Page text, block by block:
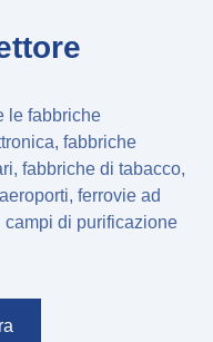
le fabbriche
fabbriche
fabbriche di tabacco,
ferrovie ad
campi di purificazione